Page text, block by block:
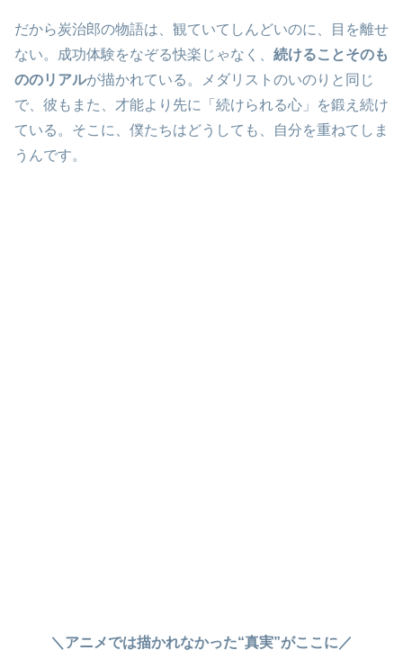
だから炭治郎の物語は、観ていてしんどいのに、目を離せ
ない。成功体験をなぞる快楽じゃなく、 続けることそのも
ののリアルが描かれている。メダリストのいのりと同じ
で、彼もまた、才能より先に「続けられる心」を鍛え続け
ている。そこに、僕たちはどうしても、自分を重ねてしま
うんです。
＼アニメでは描かれなかった“真実”がここに／